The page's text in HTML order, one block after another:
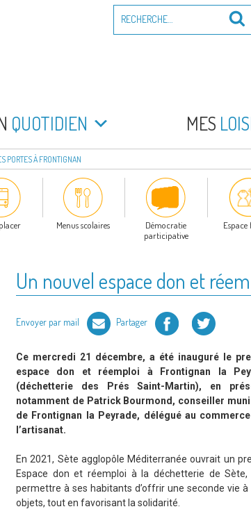
pour
QUOTIDIEN MES
PORTES À FRONTIGNAN
Menus scolaires
Démocratie
participative
Un nouvel espace don et
Envoyer par mail Partager Facebook Twitter
Ce mercredi 21 décembre, a été inauguré le
espace don et réemploi à Frontignan la
(déchetterie des Prés Saint-Martin), en
notamment de Patrick Bourmond, conseiller
de Frontignan la Peyrade, délégué au
l’artisanat.
En 2021, Sète agglopôle Méditerranée ouvrait un
Espace don et réemploi à la déchetterie de Sète,
permettre à ses habitants d’offrir une seconde vie à
objets, tout en favorisant la solidarité.